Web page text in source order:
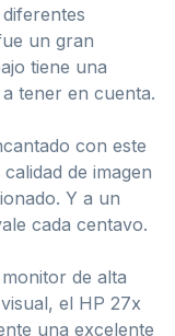
un gran
tiene una
tener en cuenta.
con este
de imagen
Y a un
cada centavo.
de alta
el HP 27x
una excelente